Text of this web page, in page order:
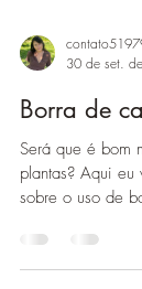
30 de set.
Borra de
Será que é bom
plantas? Aqui